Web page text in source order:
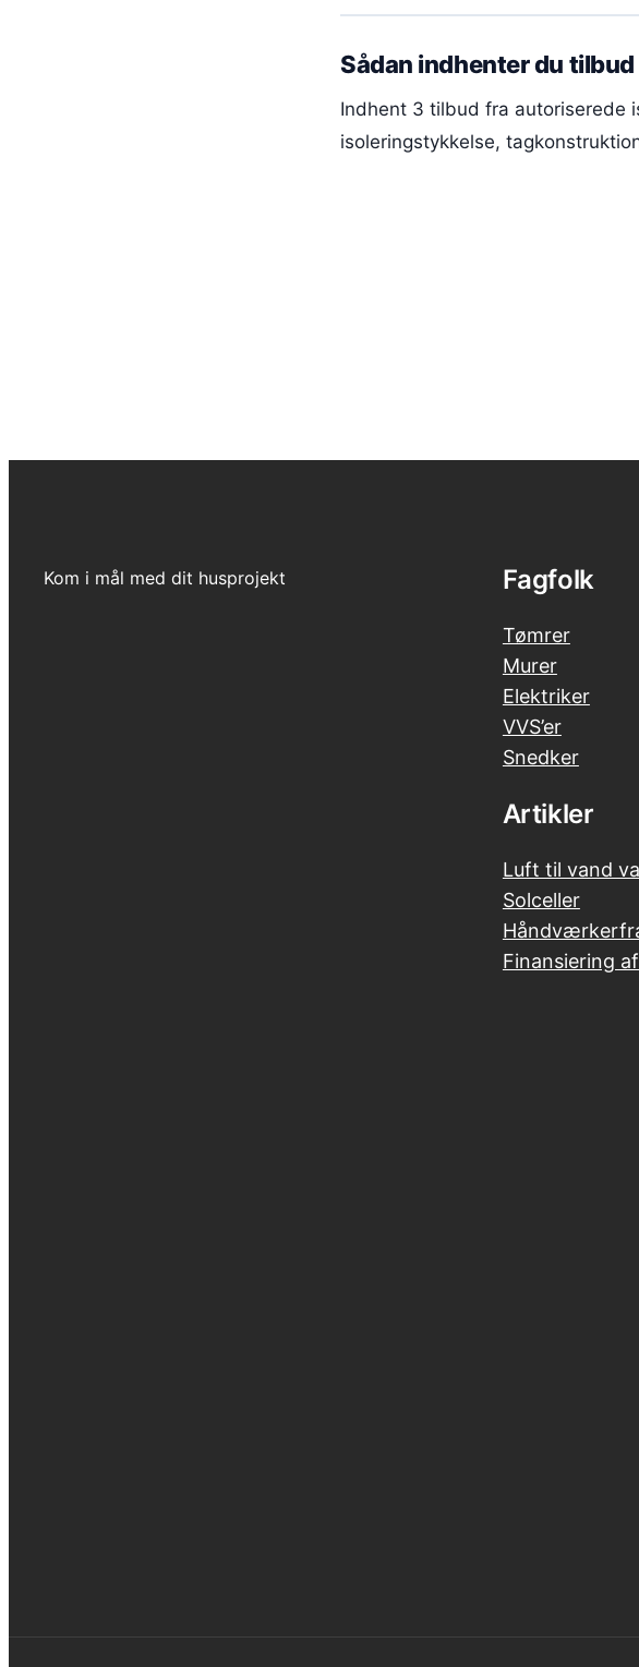
Sådan indhenter du tilbud
Indhent 3 tilbud fra autoriserede
isoleringstykkelse,
Kom i mål med dit husprojekt Fagfolk
Tømrer
Murer
Elektriker
VVS’er
Snedker
Artikler
Luft til vand
Solceller
Finansiering